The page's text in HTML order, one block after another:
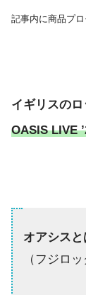
記事内に商品プ
イギリスの
OASIS LIVE
オアシス
（フジロ